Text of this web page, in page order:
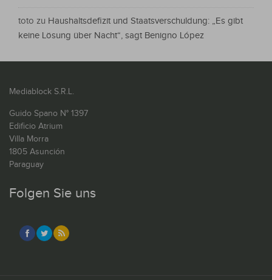
toto zu Haushaltsdefizit und Staatsverschuldung: „Es gibt
keine Lösung über Nacht“, sagt Benigno López
Mediablock S.R.L.
Guido Spano N° 1397
Edificio Atrium
Villa Morra
1805 Asunción
Paraguay
Folgen Sie uns